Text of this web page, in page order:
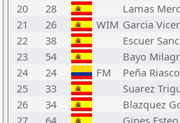
20
28
Lamas
21
26 WIM Garcia
22
38
Escuer
23
54
Bayo
24
24 FM
Peña
25
33
Suarez
26
34
Blazquez
27
64
Gines